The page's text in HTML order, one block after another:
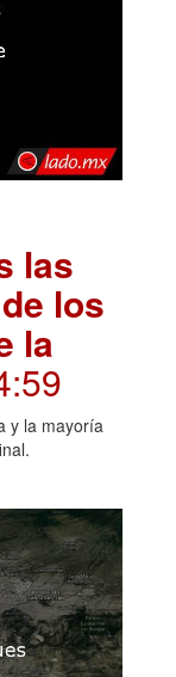
las
los
la
y la mayoría